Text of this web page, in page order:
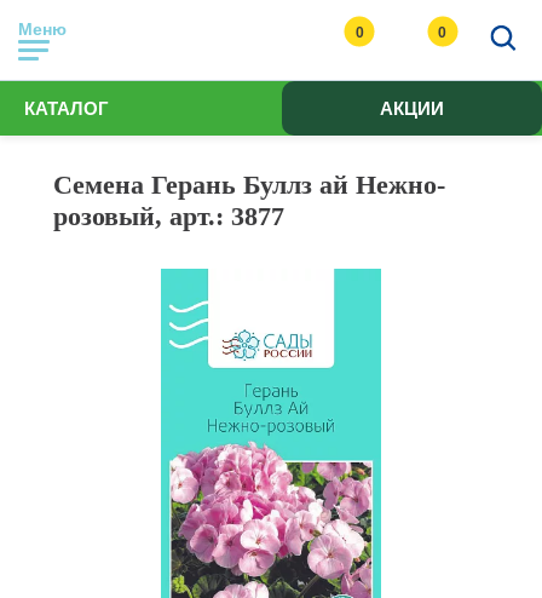
Меню 0 0
КАТАЛОГ АКЦИИ
Семена Герань Буллз ай Нежно-
розовый, арт.: 3877